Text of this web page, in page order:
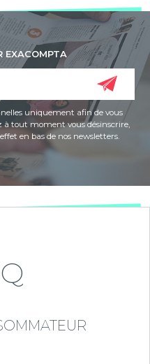
EXACOMPTA
uniquement afin de vous
à tout moment vous désinscrire,
en bas de nos newsletters.